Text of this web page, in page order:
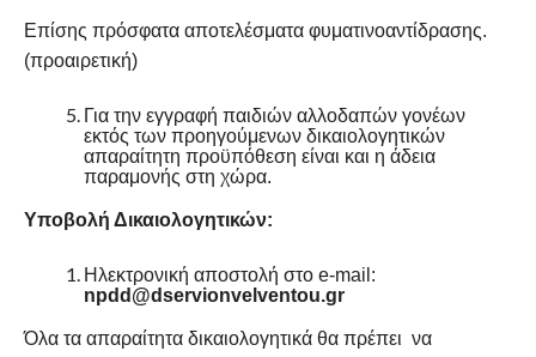
Επίσης πρόσφατα αποτελέσματα φυματινοαντίδρασης.
(προαιρετική)
Για την εγγραφή παιδιών αλλοδαπών γονέων
εκτός των προηγούμενων δικαιολογητικών
απαραίτητη προϋπόθεση είναι και η άδεια
παραμονής στη χώρα.
Υποβολή Δικαιολογητικών:
Ηλεκτρονική αποστολή στο e-mail:
npdd@dservionvelventou.gr
Όλα τα απαραίτητα δικαιολογητικά θα πρέπει να